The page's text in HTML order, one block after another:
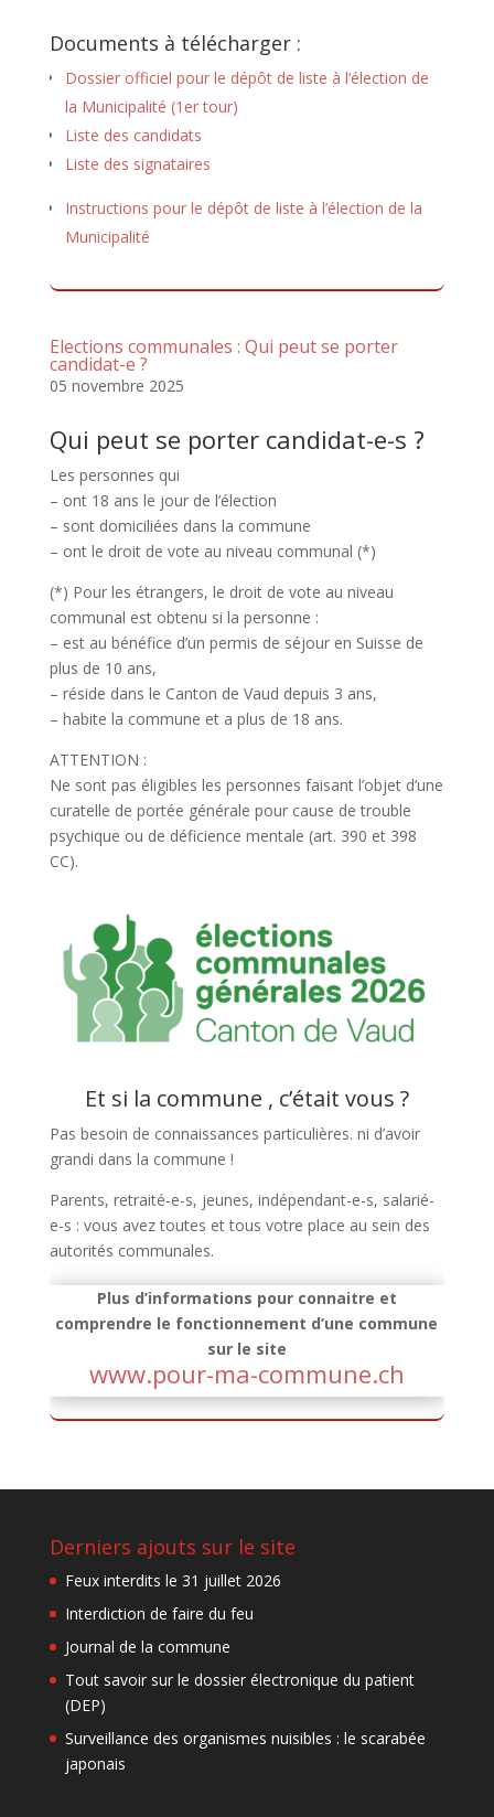
Documents à télécharger :
Dossier officiel pour le dépôt de liste à l’élection de
la Municipalité (1er tour)
Liste des candidats
Liste des signataires
Instructions pour le dépôt de liste à l’élection de la
Municipalité
Elections communales : Qui peut se porter
candidat-e ?
05 novembre 2025
Qui peut se porter candidat-e-s ?
Les personnes qui
– ont 18 ans le jour de l’élection
– sont domiciliées dans la commune
– ont le droit de vote au niveau communal (*)
(*) Pour les étrangers, le droit de vote au niveau
communal est obtenu si la personne :
– est au bénéfice d’un permis de séjour en Suisse de
plus de 10 ans,
– réside dans le Canton de Vaud depuis 3 ans,
– habite la commune et a plus de 18 ans.
ATTENTION :
Ne sont pas éligibles les personnes faisant l’objet d’une
curatelle de portée générale pour cause de trouble
psychique ou de déficience mentale (art. 390 et 398
CC).
Et si la commune , c’était vous ?
Pas besoin de connaissances particulières. ni d’avoir
grandi dans la commune !
Parents, retraité-e-s, jeunes, indépendant-e-s, salarié-
e-s : vous avez toutes et tous votre place au sein des
autorités communales.
Plus d’informations pour connaitre et
comprendre le fonctionnement d’une commune
sur le site
www.pour-ma-commune.ch
Derniers ajouts sur le site
Feux interdits le 31 juillet 2026
Interdiction de faire du feu
Journal de la commune
Tout savoir sur le dossier électronique du patient
(DEP)
Surveillance des organismes nuisibles : le scarabée
japonais